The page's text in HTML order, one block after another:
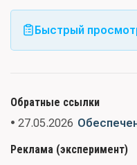
Быстрый
Обратные ссылки
• 27.05.2026
Реклама (эксперимент)